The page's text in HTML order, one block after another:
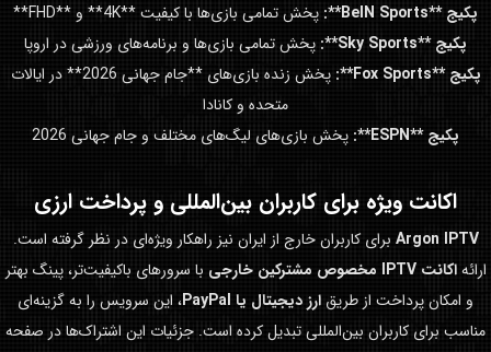
پکیج **BeIN Sports**:
پخش تمامی بازی‌ها با کیفیت **4K** و **FHD**
پکیج **Sky Sports**:
پخش تمامی بازی‌ها و برنامه‌های ورزشی در اروپا
پکیج **Fox Sports**:
پخش زنده بازی‌های **جام جهانی 2026** در ایالات
متحده و کانادا
پکیج **ESPN**:
پخش بازی‌های لیگ‌های مختلف و جام جهانی 2026
اکانت ویژه برای کاربران بین‌المللی و پرداخت ارزی
Argon IPTV برای کاربران خارج از ایران نیز راهکار ویژه‌ای در نظر گرفته است.
ارائهاکانت IPTV مخصوص مشترکین خارجی
با سرورهای باکیفیت‌تر، پینگ بهتر
و امکان پرداخت از طریق ارز دیجیتال یا PayPal
، این سرویس را به گزینه‌ای
مناسب برای کاربران بین‌المللی تبدیل کرده است. جزئیات این اشتراک‌ها در صفحه